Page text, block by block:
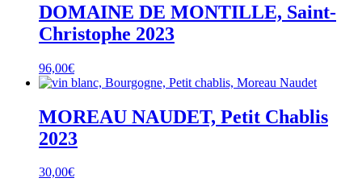
DOMAINE DE MONTILLE, Saint-
Christophe 2023
96,00€
MOREAU NAUDET, Petit Chablis
2023
30,00€